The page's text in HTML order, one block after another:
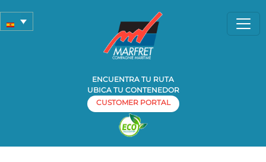
ENCUENTRA TU RUTA
UBICA TU CONTENEDOR
CUSTOMER PORTAL
» ¡Marfret está presente esta semana en Breakbulk